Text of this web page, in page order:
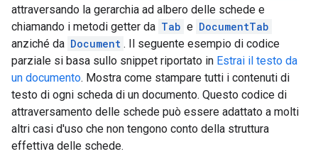
attraversando la gerarchia ad albero delle schede e
chiamando i metodi getter da Tab e DocumentTab
anziché da Document . Il seguente esempio di codice
parziale si basa sullo snippet riportato in Estrai il testo da
un documento. Mostra come stampare tutti i contenuti di
testo di ogni scheda di un documento. Questo codice di
attraversamento delle schede può essere adattato a molti
altri casi d'uso che non tengono conto della struttura
effettiva delle schede.